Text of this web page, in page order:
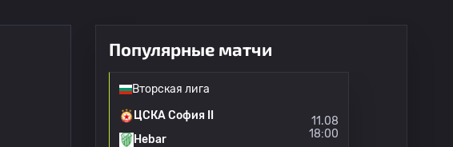
Популярные матчи
Вторская лига
ЦСКА София II
Hebar
11.08
18:00